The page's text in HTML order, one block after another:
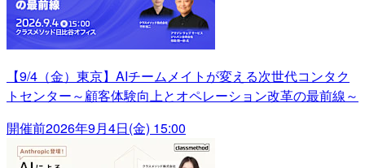
【9/4（金）東京】AIチームメイトが変える次世代コンタク
トセンター～顧客体験向上とオペレーション改革の最前線～
開催前2026年9月4日(金) 15:00